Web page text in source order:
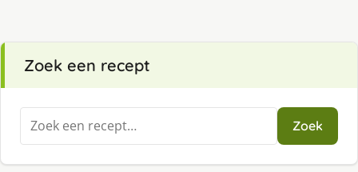
Zoek een recept
Zoeken
naar:
Zoek